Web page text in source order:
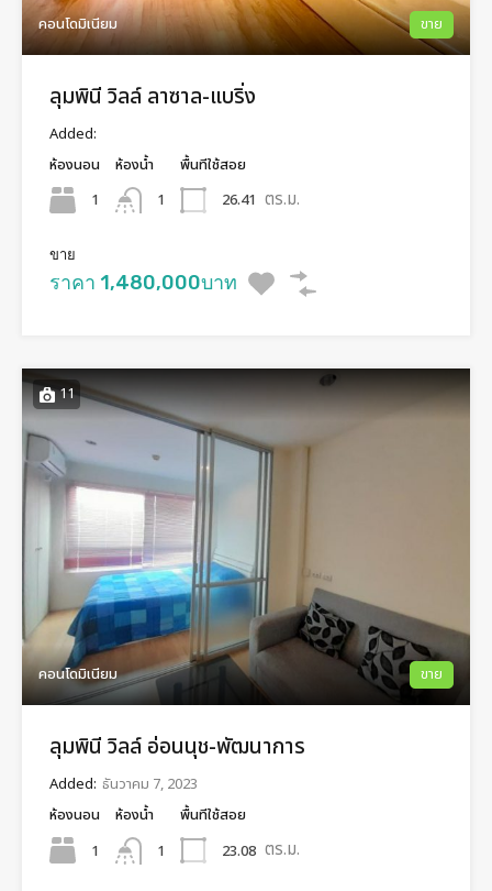
คอนโดมิเนียม ขาย
ลุมพินี วิลล์ ลาซาล-แบริ่ง
Added:
ห้องนอน
1
ห้องน้ำ
1
พื้นทีใช้สอย
26.41 ตร.ม.
ขาย
ราคา 1,480,000บาท
11
คอนโดมิเนียม ขาย
ลุมพินี วิลล์ อ่อนนุช-พัฒนาการ
Added: ธันวาคม 7, 2023
ห้องนอน
1
ห้องน้ำ
1
พื้นทีใช้สอย
23.08 ตร.ม.